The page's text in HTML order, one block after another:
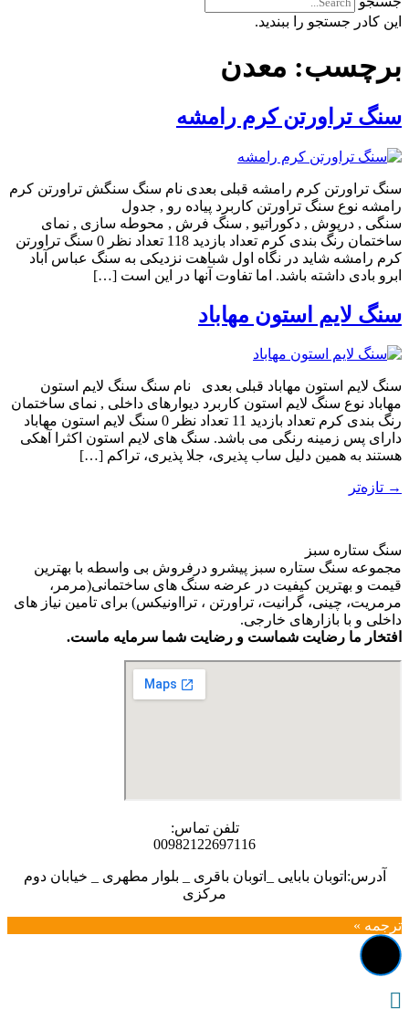
این کادر جستجو را ببندید.
برچسب: معدن
سنگ تراورتن کرم رامشه
سنگ تراورتن کرم رامشه قبلی بعدی نام سنگ سنگش تراورتن کرم
رامشه نوع سنگ تراورتن کاربرد پیاده رو , جدول
سنگی , درپوش , دکوراتیو , سنگ فرش , محوطه سازی , نمای
ساختمان رنگ بندی کرم تعداد بازدید 118 تعداد نظر 0 سنگ تراورتن
کرم رامشه شاید در نگاه اول شباهت نزدیکی به سنگ عباس آباد
ابرو بادی داشته باشد. اما تفاوت آنها در این است […]
سنگ لایم استون مهاباد
سنگ لایم استون مهاباد قبلی بعدی نام سنگ سنگ لایم استون
مهاباد نوع سنگ لایم استون کاربرد دیوارهای داخلی , نمای ساختمان
رنگ بندی کرم تعداد بازدید 11 تعداد نظر 0 سنگ لایم استون مهاباد
دارای پس زمینه رنگی می باشد. سنگ های لایم استون اکثرا آهکی
هستند به همین دلیل ساب پذیری، جلا پذیری، تراکم […]
→ تازه‌تر
سنگ ستاره سبز
مجموعه سنگ ستاره سبز پیشرو درفروش بی واسطه با بهترین
قیمت و بهترین کیفیت در عرضه سنگ های ساختمانی(مرمر،
مرمریت، چینی، گرانیت، تراورتن ، ترااونیکس) برای تامین نیاز های
داخلی و با بازارهای خارجی.
افتخار ما رضایت شماست و رضایت شما سرمایه ماست.
تلفن تماس:
00982122697116
آدرس:اتوبان بابایی _اتوبان باقری _ بلوار مطهری _ خیابان دوم
مرکزی
ترجمه »